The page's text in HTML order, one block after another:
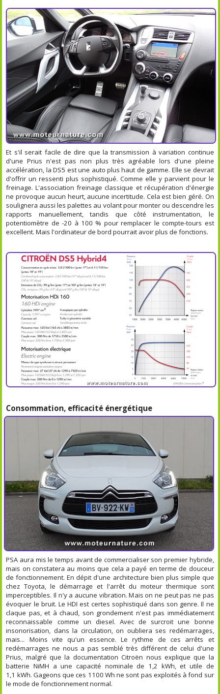
Et s'il serait facile de dire que la transmission à variation continue
d'une Prius n'est pas non plus très agréable lors d'une pleine
accélération, la DS5 est une auto plus haut de gamme. Elle se devrait
d'offrir un ressenti plus sophistiqué. Comme elle y parvient pour le
freinage. L'association freinage classique et récupération d'énergie
ne provoque aucun heurt, aucune incertitude. Cela est bien géré. On
soulignera aussi les palettes au volant pour monter ou descendre les
rapports manuellement, tandis que côté instrumentation, le
potentiomètre de -20 à 100 % pour remplacer le compte-tours est
excellent. Mais l'ordinateur de bord pourrait avoir plus de fonctions.
Consommation, efficacité énergétique
PSA aura mis le temps avant de commercialiser son premier hybride,
mais on constatera au moins que cela a payé en terme de douceur
de fonctionnement. En dépit d'une architecture bien plus simple que
chez Toyota, le démarrage et l'arrêt du moteur thermique sont
imperceptibles. Il n'y a aucune vibration. Mais on ne peut pas ne pas
évoquer le bruit. Le HDI est certes sophistiqué dans son genre. Il ne
claque pas, et à chaud, son grondement n'est pas immédiatement
reconnaissable comme un diesel. Avec de surcroit une bonne
insonorisation, dans la circulation, on oubliera ses redémarrages,
mais... Moins vite qu'un essence. Le rythme de ces arrêts et
redémarrages ne nous a pas semblé très différent de celui d'une
Prius, malgré que la documentation Citroën nous explique que la
batterie NiMH a une capacité nominale de 1,2 kWh, et utile de
1,1 kWh. Gageons que ces 1100 Wh ne sont pas exploités à fond sur
le mode de fonctionnement normal.